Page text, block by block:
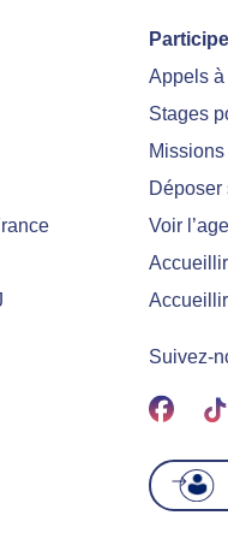
Appels
Stages
Déposer
Voir
Suivez-